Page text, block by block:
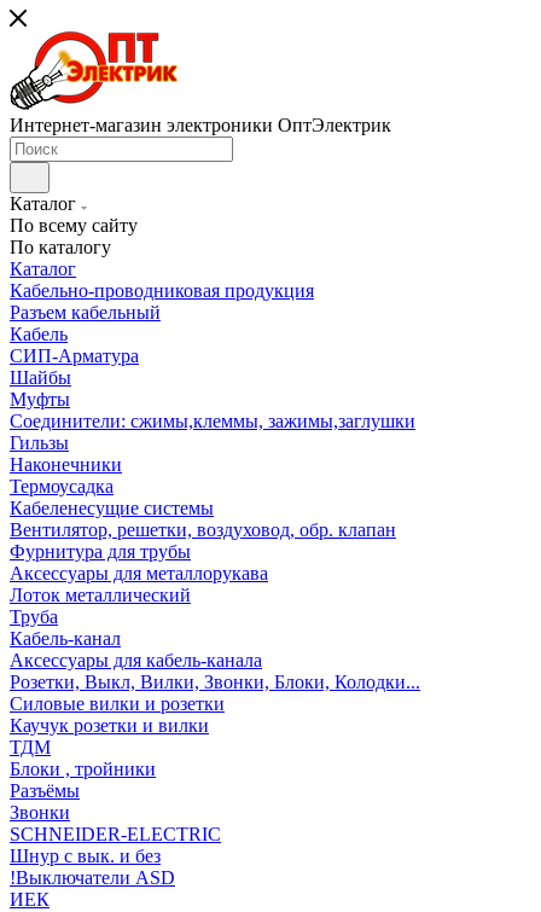
Интернет-магазин электроники ОптЭлектрик
Каталог
По всему сайту
По каталогу
Каталог
Кабельно-проводниковая продукция
Разъем кабельный
Кабель
СИП-Арматура
Шайбы
Муфты
Соединители: сжимы,клеммы, зажимы,заглушки
Гильзы
Наконечники
Термоусадка
Кабеленесущие системы
Вентилятор, решетки, воздуховод, обр. клапан
Фурнитура для трубы
Аксессуары для металлорукава
Лоток металлический
Труба
Кабель-канал
Аксессуары для кабель-канала
Розетки, Выкл, Вилки, Звонки, Блоки, Колодки...
Силовые вилки и розетки
Каучук розетки и вилки
ТДМ
Блоки , тройники
Разъёмы
Звонки
SCHNEIDER-ELECTRIC
Шнур с вык. и без
!Выключатели ASD
ИЕК